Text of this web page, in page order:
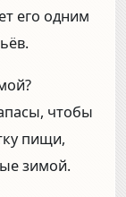
его одним
чтобы
пищи,
зимой.